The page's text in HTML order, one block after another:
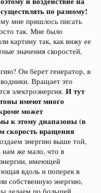
по разному!
мне пришлось писать
так. Мне было
картину так, как вижу ее
значения скоростей,
Он берет генератор, в
Вращает это
электроэнергия. И тут
имеют много
может
к этому диапазоны (в
скорость вращения
энергию выше той,
нам же мало, что в
имеющей
вдоль и поперек в
собственную энергию,